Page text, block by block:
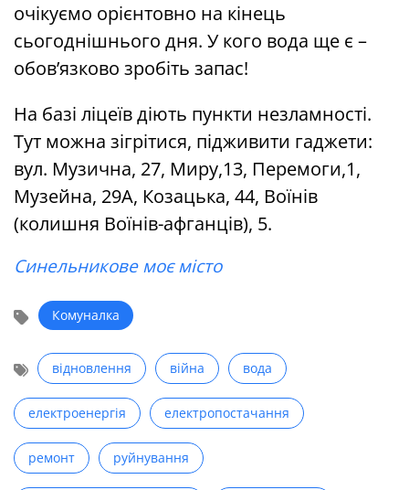
очікуємо орієнтовно на кінець
сьогоднішнього дня. У кого вода ще є –
обов’язково зробіть запас!
На базі ліцеїв діють пункти незламності.
Тут можна зігрітися, підживити гаджети:
вул. Музична, 27, Миру,13, Перемоги,1,
Музейна, 29А, Козацька, 44, Воїнів
(колишня Воїнів-афганців), 5.
Синельникове моє місто
Комуналка
відновлення війна вода
електроенергія електропостачання
ремонт руйнування